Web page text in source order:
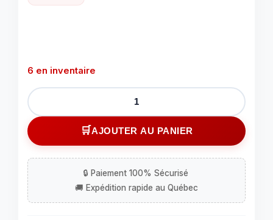
6 en inventaire
quantité
de
Aiguille
pour
tournante
Shure
(SH
AJOUTER AU PANIER